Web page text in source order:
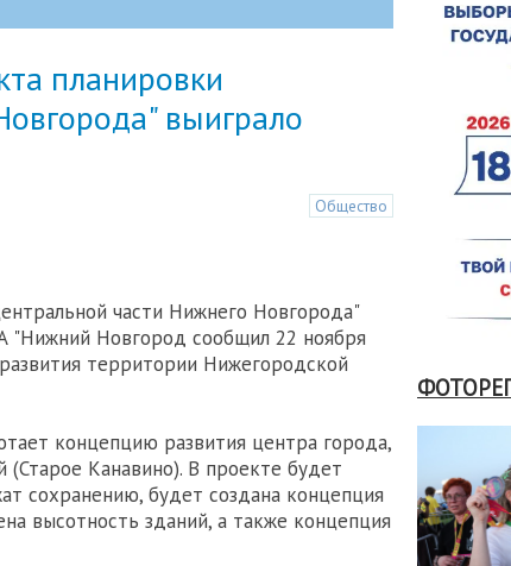
планировки
выиграло
Общество
части Нижнего Новгорода"
Новгород сообщил 22 ноября
территории Нижегородской
концепцию развития центра города,
Канавино). В проекте будет
сохранению, будет создана концепция
высотность зданий, а также концепция